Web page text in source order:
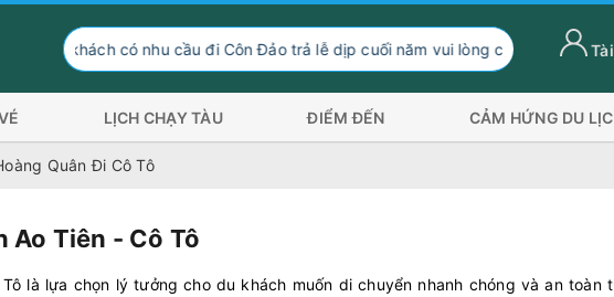
có nhu cầu đi Côn Đảo trả lễ dịp cuối năm vui lòng chuyển hướng xuống Sóc
LỊCH CHẠY TÀU ĐIỂM ĐẾN CẢM HỨNG DU
Quân Đi Cô Tô
Ao Tiên - Cô Tô
Tô là lựa chọn lý tưởng cho du khách muốn di chuyển nhanh chóng và an toàn